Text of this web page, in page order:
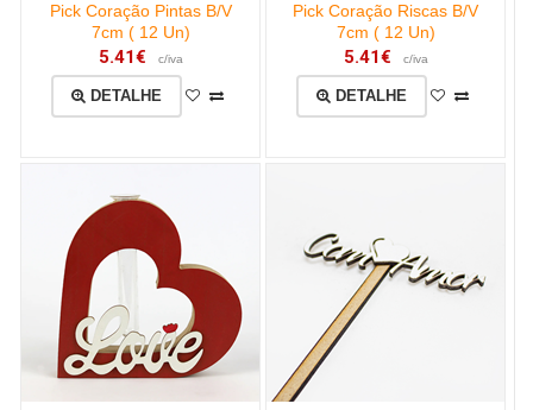
Pick Coração Pintas B/V
7cm ( 12 Un)
5.41€ c/iva
DETALHE
Pick Coração Riscas B/V
7cm ( 12 Un)
5.41€ c/iva
DETALHE